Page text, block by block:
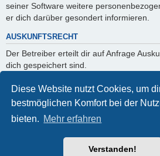
Diese Website nutzt Cookies, um
bestmöglichen Komfort bei der
bieten. Mehr erfahren
Verstanden!
seiner Software weitere
er dich darüber gesondert informieren.
AUSKUNFTSRECHT
Der Betreiber erteilt dir auf Anfrage
dich gespeichert sind.
Du kannst jederzeit die Löschung bzw.
verlangen. Kontaktiere hierzu bitte den
Powered byphpBB® Forum Software